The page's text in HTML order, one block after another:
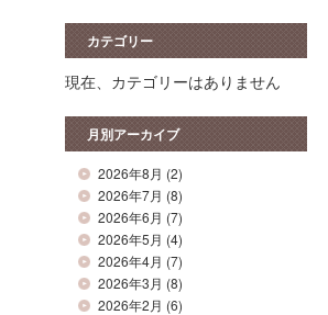
カテゴリー
現在、カテゴリーはありません
月別アーカイブ
2026年8月 (2)
2026年7月 (8)
2026年6月 (7)
2026年5月 (4)
2026年4月 (7)
2026年3月 (8)
2026年2月 (6)